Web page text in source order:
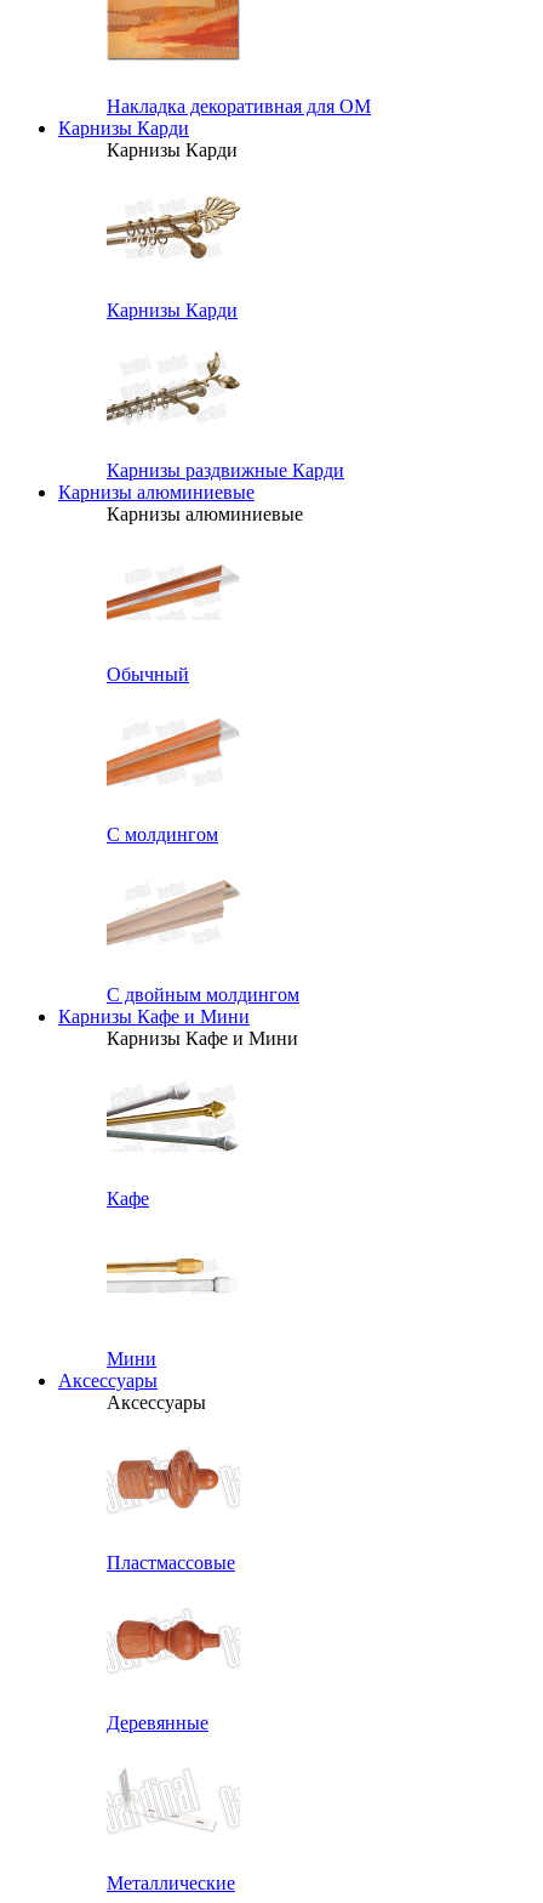
Накладка декоративная для ОМ
Карнизы Карди
Карнизы Карди
Карнизы Карди
Карнизы раздвижные Карди
Карнизы алюминиевые
Карнизы алюминиевые
Обычный
С молдингом
С двойным молдингом
Карнизы Кафе и Мини
Карнизы Кафе и Мини
Кафе
Мини
Аксессуары
Аксессуары
Пластмассовые
Деревянные
Металлические